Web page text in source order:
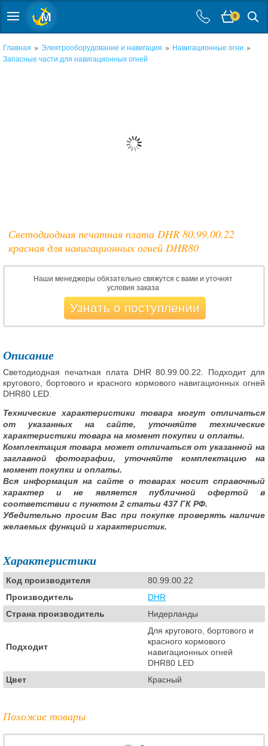
0
Главная » Электрооборудование и навигация » Навигационные огни »
Запасные части для навигационных огней
Светодиодная печатная плата DHR 80.99.00.22
красная для навигационных огней DHR80
Наши менеджеры обязательно свяжутся с вами и уточнят
условия заказа
Узнать о поступлении
Описание
Светодиодная печатная плата DHR 80.99.00.22. Подходит для
кругового, бортового и красного кормового навигационных огней
DHR80 LED.
Технические характеристики товара могут отличаться
от указанных на сайте, уточняйте технические
характеристики товара на момент покупки и оплаты.
Комплектация товара может отличаться от указанной на
заглавной фотографии, уточняйте комплектацию на
момент покупки и оплаты.
Вся информация на сайте о товарах носит справочный
характер и не является публичной офертой в
соответствии с пунктом 2 статьи 437 ГК РФ.
Убедительно просим Вас при покупке проверять наличие
желаемых функций и характеристик.
Характеристики
Код производителя
80.99.00.22
Производитель
DHR
Страна производитель
Нидерланды
Подходит
Для кругового, бортового и
красного кормового
навигационных огней
DHR80 LED
Цвет
Красный
Похожие товары